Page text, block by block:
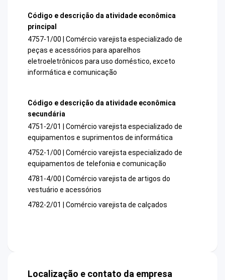
Código e descrição da atividade econômica
principal
4757-1/00 | Comércio varejista especializado de
peças e acessórios para aparelhos
eletroeletrônicos para uso doméstico, exceto
informática e comunicação
Código e descrição da atividade econômica
secundária
4751-2/01 | Comércio varejista especializado de
equipamentos e suprimentos de informática
4752-1/00 | Comércio varejista especializado de
equipamentos de telefonia e comunicação
4781-4/00 | Comércio varejista de artigos do
vestuário e acessórios
4782-2/01 | Comércio varejista de calçados
Localização e contato da empresa